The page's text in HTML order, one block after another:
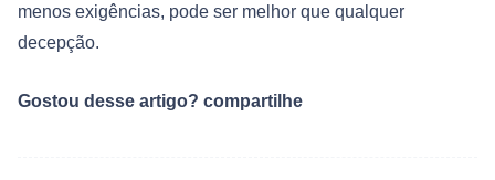
menos exigências, pode ser melhor que qualquer
decepção.
Gostou desse artigo? compartilhe